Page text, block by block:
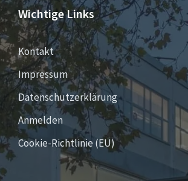
Wichtige Links
Kontakt
Impressum
Datenschutzerklärung
Anmelden
Cookie-Richtlinie (EU)